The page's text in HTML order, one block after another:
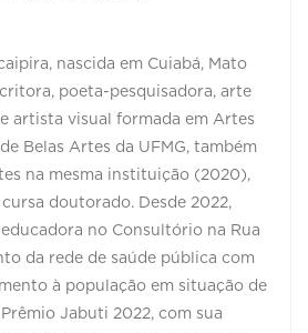
nascida em Cuiabá, Mato
poeta-pesquisadora, arte
artista visual formada em Artes
Belas Artes da UFMG, também
na mesma instituição (2020),
doutorado. Desde 2022,
no Consultório na Rua
da rede de saúde pública com
à população em situação de
Jabuti 2022, com sua